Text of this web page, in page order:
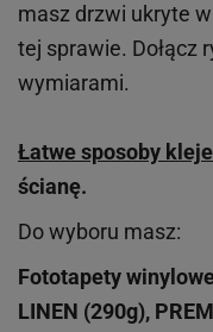
masz drzwi ukryte
tej sprawie. Dołącz
wymiarami.
Łatwe sposoby
ścianę.
Do wyboru masz:
Fototapety
LINEN (290g),